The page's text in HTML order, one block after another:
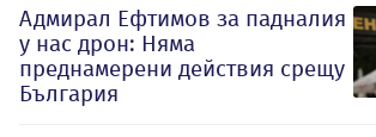
Адмирал Ефтимов за падналия
у нас дрон: Няма
преднамерени действия срещу
България